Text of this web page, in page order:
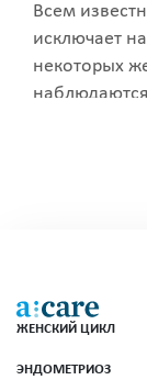
Всем
исключает
некоторых
ЖЕНСКИЙ ЦИКЛ
ЭНДОМЕТРИОЗ